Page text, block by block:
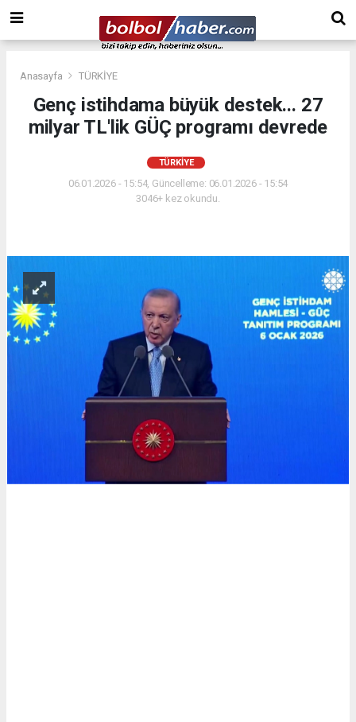
Anasayfa TÜRKİYE
Genç istihdama büyük destek... 27
milyar TL'lik GÜÇ programı devrede
TÜRKİYE
06.01.2026 - 15:54, Güncelleme: 06.01.2026 - 15:54
3046+ kez okundu.